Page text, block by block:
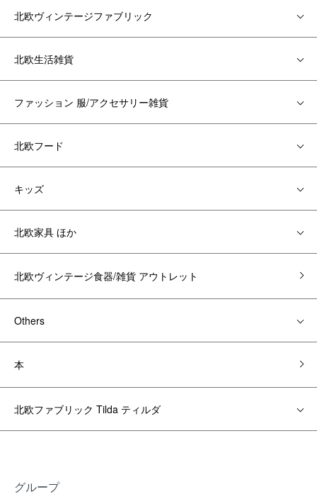
北欧ヴィンテージファブリック
北欧生活雑貨
ファッション 服/アクセサリー雑貨
北欧フード
キッズ
北欧家具 ほか
北欧ヴィンテージ食器/雑貨 アウトレット
Others
本
北欧ファブリック Tilda ティルダ
グループ